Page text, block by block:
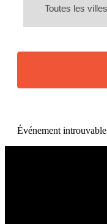
Événement introuvable